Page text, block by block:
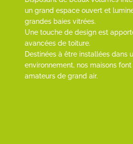
un grand espace ouvert et
grandes baies vitrées.
Une touche de design est
avancées de toiture.
Destinées à être installées dans
environnement, nos maisons
amateurs de grand air.